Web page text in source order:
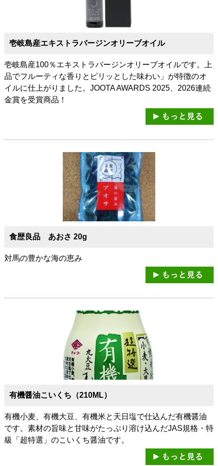
壱岐島産エキストラバージンオリーブオイル
壱岐島産100％エキストラバージンオリーブオイルです。上
品でフルーティな香りとピリッとした味わい」が特徴のオ
イルに仕上がりました。JOOTA AWARDS 2025、2026連続
金賞を受賞商品！
食歴良品 あおさ 20g
対馬の豊かな海の恵み
有機醤油こいくち（210ML）
有機小麦、有機大豆、有機米と天日塩で仕込んだ有機醤油
です。素材の旨味と甘味がたっぷり溶け込んだJAS規格・特
級「超特選」のこいくち醤油です。